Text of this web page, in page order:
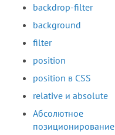
backdrop-filter
background
filter
position
position в CSS
relative и absolute
Абсолютное
позиционирование